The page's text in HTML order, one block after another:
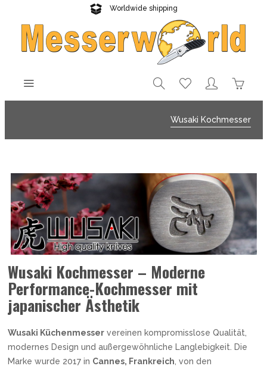
Worldwide shipping
Reliable delivery
Wusaki Kochmesser
Wusaki Kochmesser – Moderne
Performance-Kochmesser mit
japanischer Ästhetik
Wusaki Küchenmesservereinen kompromisslose Qualität,
modernes Design und außergewöhnliche Langlebigkeit. Die
Marke wurde 2017 in Cannes, Frankreich , von den